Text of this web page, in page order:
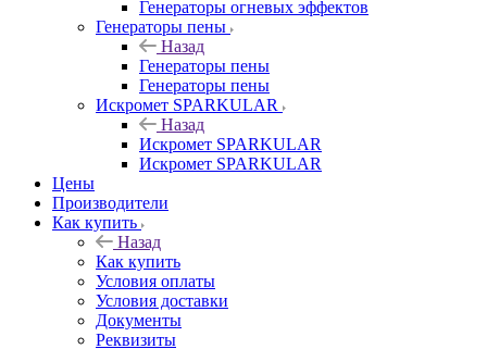
Генераторы огневых эффектов
Генераторы пены
Назад
Генераторы пены
Генераторы пены
Искромет SPARKULAR
Назад
Искромет SPARKULAR
Искромет SPARKULAR
Цены
Производители
Как купить
Назад
Как купить
Условия оплаты
Условия доставки
Документы
Реквизиты